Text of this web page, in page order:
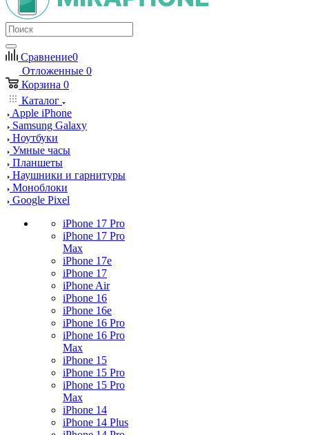
Сравнение0
Отложенные 0
Корзина 0
Каталог
Apple iPhone
Samsung Galaxy
Ноутбуки
Умные часы
Планшеты
Наушники и гарнитуры
Моноблоки
Google Pixel
iPhone 17 Pro
iPhone 17 Pro
Max
iPhone 17e
iPhone 17
iPhone Air
iPhone 16
iPhone 16e
iPhone 16 Pro
iPhone 16 Pro
Max
iPhone 15
iPhone 15 Pro
iPhone 15 Pro
Max
iPhone 14
iPhone 14 Plus